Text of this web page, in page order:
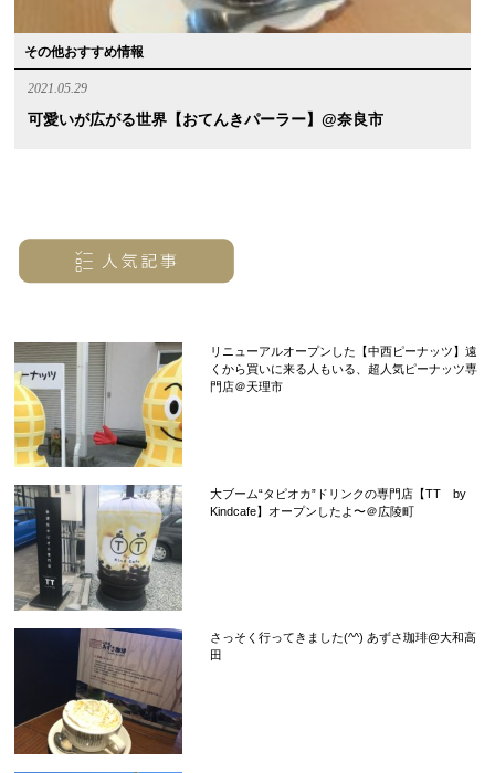
その他おすすめ情報
2021.05.29
可愛いが広がる世界【おてんきパーラー】@奈良市
リニューアルオープンした【中西ピーナッツ】遠
くから買いに来る人もいる、超人気ピーナッツ専
門店＠天理市
大ブーム“タピオカ”ドリンクの専門店【TT by
Kindcafe】オープンしたよ〜＠広陵町
さっそく行ってきました(^^) あずさ珈琲@大和高
田